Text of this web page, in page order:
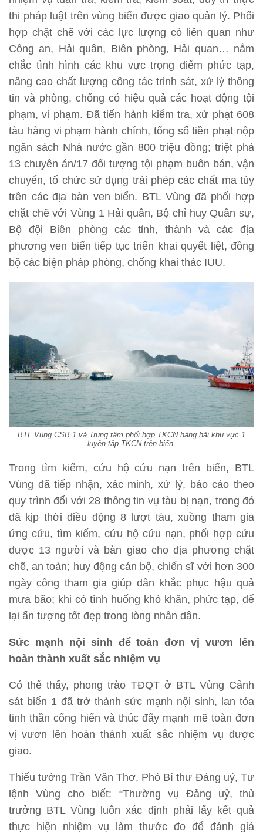
thi pháp luật trên vùng biển được giao quản lý. Phối
hợp chặt chẽ với các lực lượng có liên quan như
Công an, Hải quân, Biên phòng, Hải quan… nắm
chắc tình hình các khu vực trọng điểm phức tạp,
nâng cao chất lượng công tác trinh sát, xử lý thông
tin và phòng, chống có hiệu quả các hoạt động tội
phạm, vi phạm. Đã tiến hành kiểm tra, xử phạt 608
tàu hàng vi phạm hành chính, tổng số tiền phạt nộp
ngân sách Nhà nước gần 800 triệu đồng; triệt phá
13 chuyên án/17 đối tượng tội phạm buôn bán, vận
chuyển, tổ chức sử dụng trái phép các chất ma túy
trên các địa bàn ven biển. BTL Vùng đã phối hợp
chặt chẽ với Vùng 1 Hải quân, Bộ chỉ huy Quân sự,
Bộ đội Biên phòng các tỉnh, thành và các địa
phương ven biển tiếp tục triển khai quyết liệt, đồng
bộ các biện pháp phòng, chống khai thác IUU.
BTL Vùng CSB 1 và Trung tâm phối hợp TKCN hàng hải khu vực 1
luyện tập TKCN trên biển.
Trong tìm kiếm, cứu hộ cứu nạn trên biển, BTL
Vùng đã tiếp nhận, xác minh, xử lý, báo cáo theo
quy trình đối với 28 thông tin vụ tàu bị nạn, trong đó
đã kịp thời điều động 8 lượt tàu, xuồng tham gia
ứng cứu, tìm kiếm, cứu hộ cứu nạn, phối hợp cứu
được 13 người và bàn giao cho địa phương chặt
chẽ, an toàn; huy động cán bộ, chiến sĩ với hơn 300
ngày công tham gia giúp dân khắc phục hậu quả
mưa bão; khi có tình huống khó khăn, phức tạp, để
lại ấn tượng tốt đẹp trong lòng nhân dân.
Sức mạnh nội sinh để toàn đơn vị vươn lên
hoàn thành xuất sắc nhiệm vụ
Có thể thấy, phong trào TĐQT ở BTL Vùng Cảnh
sát biển 1 đã trở thành sức mạnh nội sinh, lan tỏa
tinh thần cống hiến và thúc đẩy mạnh mẽ toàn đơn
vị vươn lên hoàn thành xuất sắc nhiệm vụ được
giao.
Thiếu tướng Trần Văn Thơ, Phó Bí thư Đảng uỷ, Tư
lệnh Vùng cho biết: “Thường vụ Đảng uỷ, thủ
trưởng BTL Vùng luôn xác định phải lấy kết quả
thực hiện nhiệm vụ làm thước đo để đánh giá